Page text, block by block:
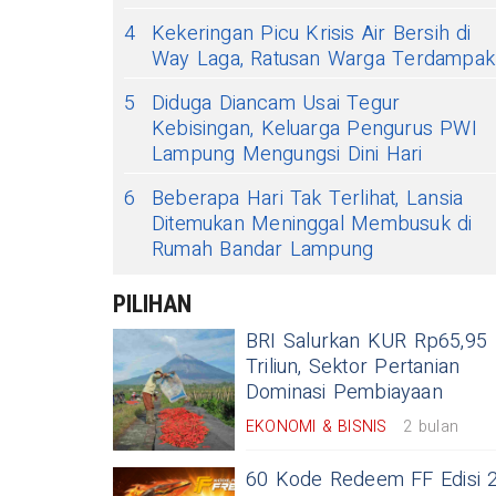
4 Kekeringan Picu Krisis Air Bersih di
Way Laga, Ratusan Warga Terdampak
5
Diduga Diancam Usai Tegur
Kebisingan, Keluarga Pengurus PWI
Lampung Mengungsi Dini Hari
6
Beberapa Hari Tak Terlihat, Lansia
Ditemukan Meninggal Membusuk di
Rumah Bandar Lampung
PILIHAN
BRI Salurkan KUR Rp65,95
Triliun, Sektor Pertanian
Dominasi Pembiayaan
EKONOMI & BISNIS 2 bulan
60 Kode Redeem FF Edisi